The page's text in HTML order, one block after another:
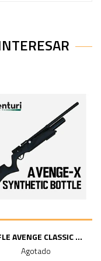
AVENGE CLASSIC ...
Agotado